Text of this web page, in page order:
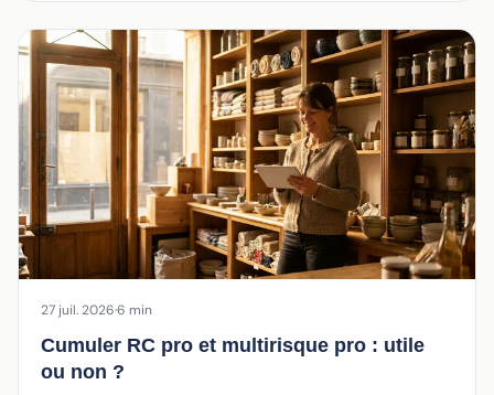
27 juil. 2026·6 min
Cumuler RC pro et multirisque pro : utile
ou non ?